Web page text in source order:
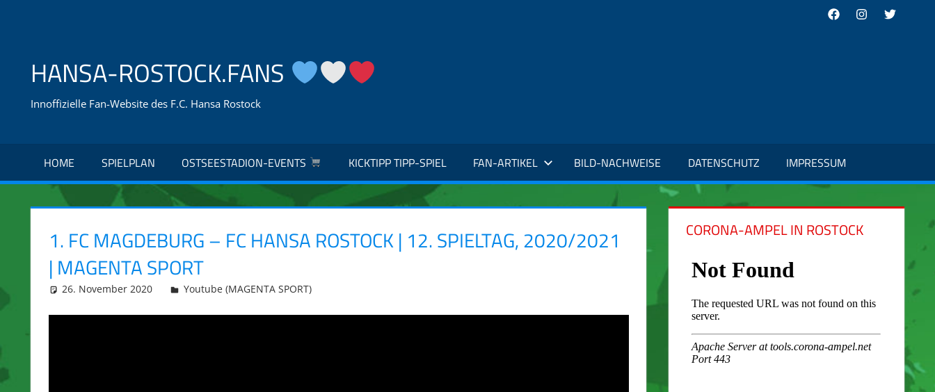
FacebookInstagram
Twitter
HANSA-ROSTOCK.FANS
Innoffizielle Fan-Website des F.C. Hansa Rostock
HOME SPIELPLAN OSTSEESTADION-EVENTS KICKTIPP TIPP-SPIEL FAN-ARTIKEL BILD-NACHWEISE DATENSCHUTZ IMPRESSUM
1. FC MAGDEBURG – FC HANSA ROSTOCK | 12. SPIELTAG, 2020/2021
| MAGENTA SPORT
26. November 2020 integromat
Youtube (MAGENTA SPORT)
CORONA-AMPEL IN ROSTOCK